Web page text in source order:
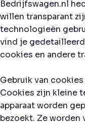
Bedrijfswagen.nl
willen transparant
technologieën
vind je
cookies en andere
Gebruik van cookies
Cookies zijn kleine
apparaat worden
bezoekt. Ze worden